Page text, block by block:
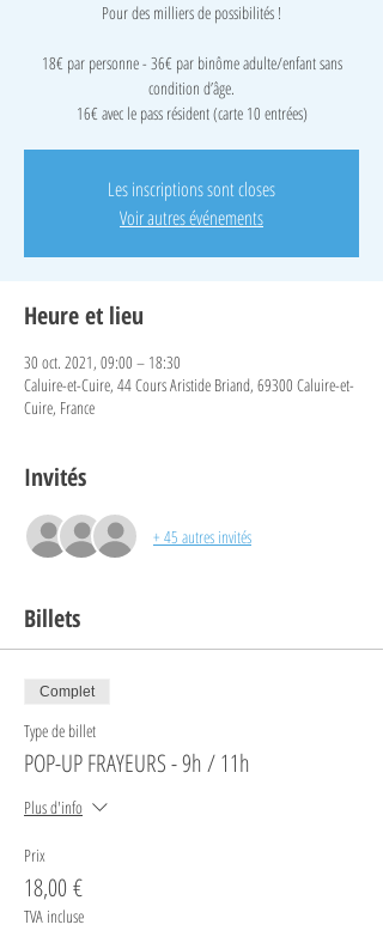
Pour des milliers de possibilités !
18€ par personne - 36€ par binôme adulte/enfant sans
condition d’âge.
16€ avec le pass résident (carte 10 entrées)
Les inscriptions sont closes
Voir autres événements
Heure et lieu
30 oct. 2021, 09:00 – 18:30
Caluire-et-Cuire, 44 Cours Aristide Briand, 69300 Caluire-et-
Cuire, France
Invités
+ 45 autres invités
Billets
Complet
Type de billet
POP-UP FRAYEURS - 9h / 11h
Plus d'info
Prix
18,00 €
TVA incluse